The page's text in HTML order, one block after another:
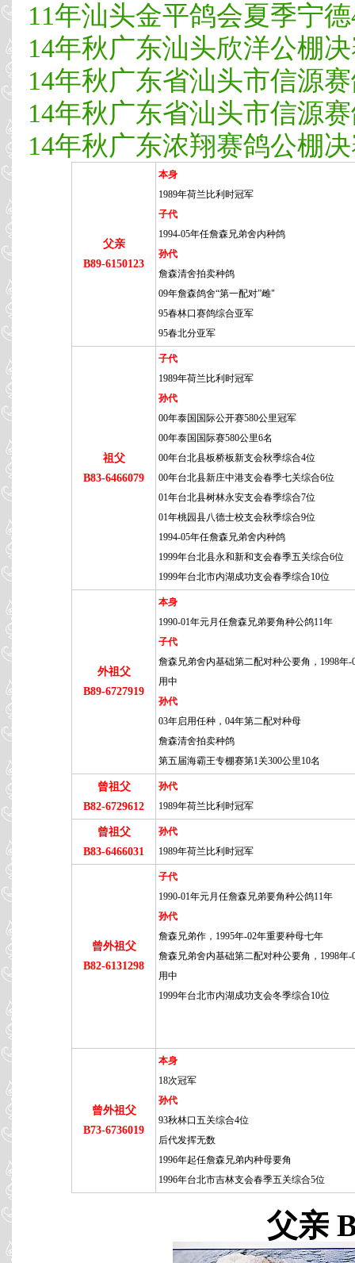
11年汕头金平鸽会夏季宁
14年秋广东汕头欣洋公棚
14年秋广东省汕头市信源
14年秋广东省汕头市信源
14年秋广东浓翔赛鸽公棚
父亲
B89-6150123
本身
1989年荷兰比利时冠军
子代
1994-05年任詹森兄弟舍内种鸽
孙代
詹森清舍拍卖种鸽
09年詹森鸽舍“第一配对”雌"
95春林口赛鸽综合亚军
95春北分亚军
祖父
B83-6466079
子代
1989年荷兰比利时冠军
孙代
00年泰国国际公开赛580公里冠军
00年泰国国际赛580公里6名
00年台北县板桥板新支会秋季综合4位
00年台北县新庄中港支会春季七关综合6位
01年台北县树林永安支会春季综合7位
01年桃园县八德士校支会秋季综合9位
1994-05年任詹森兄弟舍内种鸽
1999年台北县永和新和支会春季五关综合6位
1999年台北市内湖成功支会春季综合10位
外祖父
B89-6727919
本身
1990-01年元月任詹森兄弟要角种公鸽11年
子代
詹森兄弟舍内基础第二配对种公要角，1998年-
用中
孙代
03年启用任种，04年第二配对种母
詹森清舍拍卖种鸽
第五届海霸王专棚赛第1关300公里10名
曾祖父
B82-6729612
孙代
1989年荷兰比利时冠军
曾祖父
B83-6466031
孙代
1989年荷兰比利时冠军
曾外祖父
B82-6131298
子代
1990-01年元月任詹森兄弟要角种公鸽11年
孙代
詹森兄弟作，1995年-02年重要种母七年
詹森兄弟舍内基础第二配对种公要角，1998年-
用中
1999年台北市内湖成功支会冬季综合10位
曾外祖父
B73-6736019
本身
18次冠军
孙代
93秋林口五关综合4位
后代发挥无数
1996年起任詹森兄弟内种母要角
1996年台北市吉林支会春季五关综合5位
父亲